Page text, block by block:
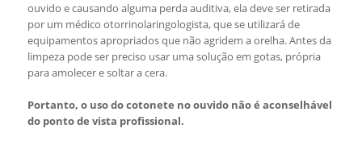
ouvido e causando alguma perda auditiva, ela deve ser retirada
por um médico otorrinolaringologista, que se utilizará de
equipamentos apropriados que não agridem a orelha. Antes da
limpeza pode ser preciso usar uma solução em gotas, própria
para amolecer e soltar a cera.
Portanto, o uso do cotonete no ouvido não é aconselhável
do ponto de vista profissional.